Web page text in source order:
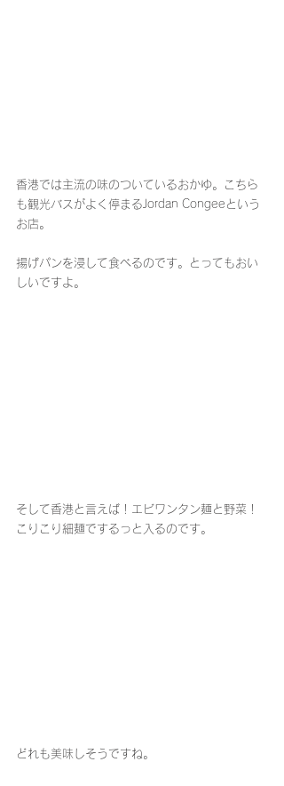
香港では主流の味のついているおかゆ。こちら
も観光バスがよく停まるJordan Congeeという
お店。
揚げパンを浸して食べるのです。とってもおい
しいですよ。
そして香港と言えば！エビワンタン麺と野菜！
こりこり細麺でするっと入るのです。
どれも美味しそうですね。